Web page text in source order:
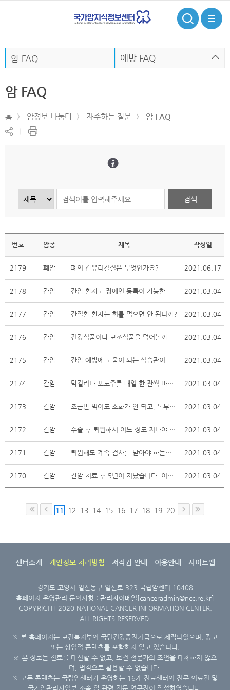
검
색
전
체
메
뉴
암 FAQ 예방 FAQ
암 FAQ
홈 암정보 나눔터 자주하는 질문 암 FAQ
공
현
번호 암종 제목 작성일
2179 폐암 폐의 간유리결절은 무엇인가요? 2021.06.17
2178 간암 간암 환자도 장애인 등록이 가능한가요? 2021.03.04
2177 간암 간질환 환자는 회를 먹으면 안 됩니까? 2021.03.04
2176 간암 건강식품이나 보조식품을 먹어볼까 합니다. 치료에 도움이 될까요? 2021.03.04
2175 간암 간암 예방에 도움이 되는 식습관이나 식품은 어떤 건가요? 2021.03.04
2174 간암 막걸리나 포도주를 매일 한 잔씩 마시면 건강에 좋다는 말이 간암 환자에게도 해당되나요? 2021.03.04
2173 간암 조금만 먹어도 소화가 안 되고, 복부 팽만감이 드니 어쩌지요? 2021.03.04
2172 간암 수술 후 퇴원해서 어느 정도 지나야 사회생활이 가능하고, 운동은 어떻게 해야 합니까? 2021.03.04
2171 간암 퇴원해도 계속 검사를 받아야 하는지요? 2021.03.04
2170 간암 간암 치료 후 5년이 지났습니다. 이젠 완치된 거죠? 2021.03.04
11 12 13 14 15 16 17 18 19 20
센터소개 개인정보 처리방침 저작권 안내 이용안내 사이트맵
경기도 고양시 일산동구 일산로 323 국립암센터 10408
홈페이지 운영관리 문의사항 : 관리자이메일[canceradmin@ncc.re.kr]
COPYRIGHT 2020 NATIONAL CANCER INFORMATION CENTER.
ALL RIGHTS RESERVED.
※ 본 홈페이지는 보건복지부의 국민건강증진기금으로 제작되었으며, 광고
또는 상업적 콘텐츠를 포함하지 않고 있습니다.
※ 본 정보는 진료를 대신할 수 없고, 보건 전문가의 조언을 대체하지 않으
며, 법적으로 활용할 수 없습니다.
※ 모든 콘텐츠는 국립암센터가 운영하는 16개 진료센터의 전문 의료진 및
국가암관리사업부 소속 암 관련 전문 연구진이 작성하였습니다.